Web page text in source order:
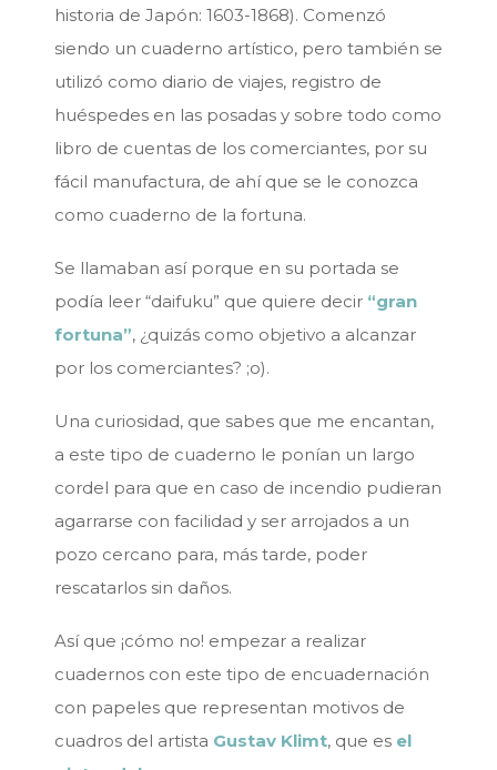
historia de Japón: 1603-1868). Comenzó
siendo un cuaderno artístico, pero también se
utilizó como diario de viajes, registro de
huéspedes en las posadas y sobre todo como
libro de cuentas de los comerciantes, por su
fácil manufactura, de ahí que se le conozca
como cuaderno de la fortuna.
Se llamaban así porque en su portada se
podía leer “daifuku” que quiere decir “gran
fortuna”, ¿quizás como objetivo a alcanzar
por los comerciantes? ;o).
Una curiosidad, que sabes que me encantan,
a este tipo de cuaderno le ponían un largo
cordel para que en caso de incendio pudieran
agarrarse con facilidad y ser arrojados a un
pozo cercano para, más tarde, poder
rescatarlos sin daños.
Así que ¡cómo no! empezar a realizar
cuadernos con este tipo de encuadernación
con papeles que representan motivos de
cuadros del artista Gustav Klimt, que es el